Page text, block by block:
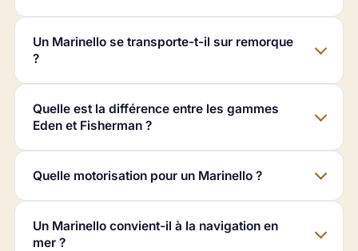
Un Marinello se transporte-t-il sur remorque
?
Quelle est la différence entre les gammes
Eden et Fisherman ?
Quelle motorisation pour un Marinello ?
Un Marinello convient-il à la navigation en
mer ?